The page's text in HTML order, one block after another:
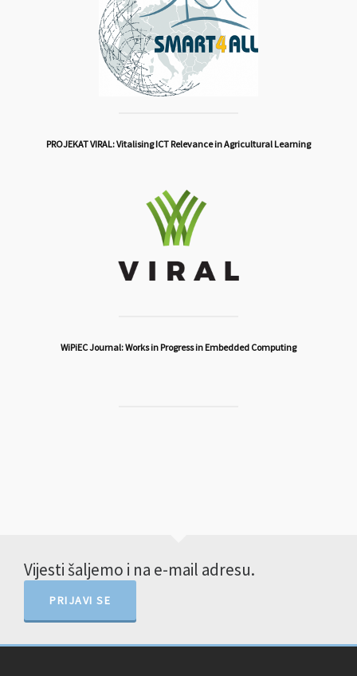
PROJEKAT VIRAL: Vitalising ICT Relevance in Agricultural Learning
WiPiEC Journal: Works in Progress in Embedded Computing
Vijesti šaljemo i na e-mail adresu.
PRIJAVI SE